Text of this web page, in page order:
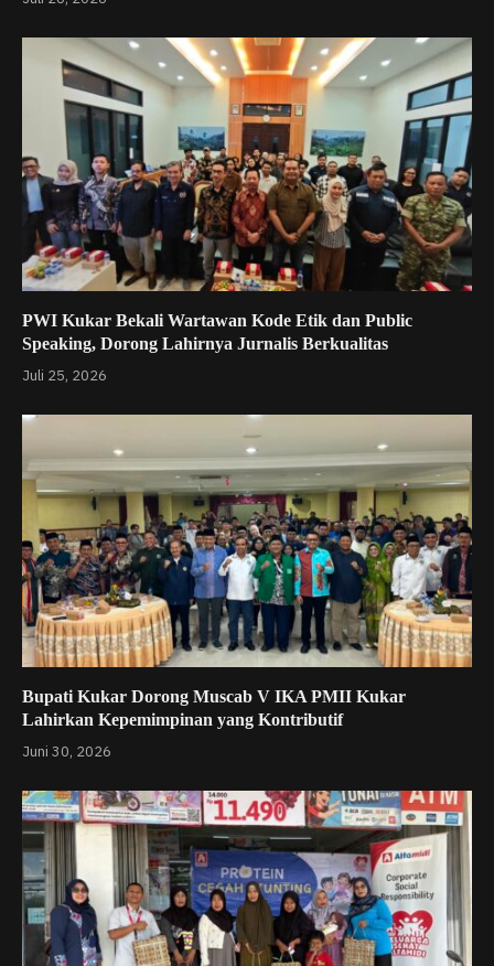
PWI Kukar Bekali Wartawan Kode Etik dan Public
Speaking, Dorong Lahirnya Jurnalis Berkualitas
Juli 25, 2026
Bupati Kukar Dorong Muscab V IKA PMII Kukar
Lahirkan Kepemimpinan yang Kontributif
Juni 30, 2026